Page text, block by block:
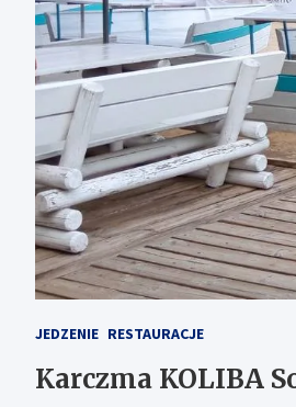
JEDZENIE RESTAURACJE
Karczma KOLIBA